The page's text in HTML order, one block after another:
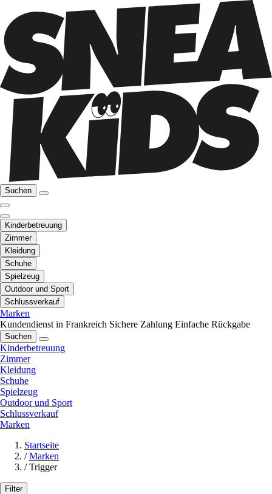
Suchen
Kinderbetreuung
Zimmer
Kleidung
Schuhe
Spielzeug
Outdoor und Sport
Schlussverkauf
Marken
Kundendienst in Frankreich Sichere Zahlung Einfache Rückgabe
Suchen
Kinderbetreuung
Zimmer
Kleidung
Schuhe
Spielzeug
Outdoor und Sport
Schlussverkauf
Marken
Startseite
/ Marken
/ Trigger
Filter